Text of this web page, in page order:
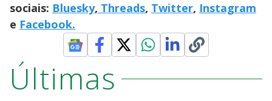
sociais: Bluesky, Threads, Twitter, Instagram
e Facebook.
Últimas